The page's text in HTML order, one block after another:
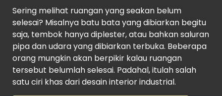
Sering melihat ruangan yang seakan belum
selesai? Misalnya batu bata yang dibiarkan begitu
saja, tembok hanya diplester, atau bahkan saluran
pipa dan udara yang dibiarkan terbuka. Beberapa
orang mungkin akan berpikir kalau ruangan
tersebut belumlah selesai. Padahal, itulah salah
satu ciri khas dari desain interior industrial.